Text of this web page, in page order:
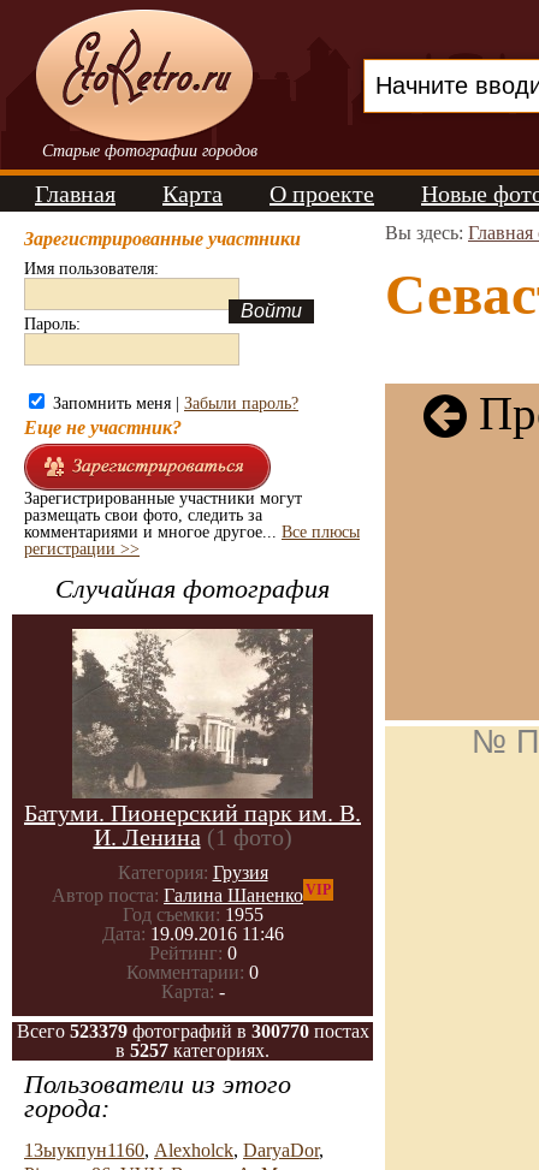
Старые фотографии городов
Главная Карта О проекте Новые
Зарегистрированные участники
Имя пользователя:
Пароль:
Запомнить меня | Забыли пароль?
Еще не участник?
Зарегистрированные участники могут
размещать свои фото, следить за
комментариями и многое другое... Все плюсы
регистрации >>
Случайная фотография
Батуми. Пионерский парк им. В.
И. Ленина (1 фото)
Категория: Грузия
Автор поста: Галина ШаненкоVIP
Год съемки: 1955
Дата: 19.09.2016 11:46
Рейтинг: 0
Комментарии: 0
Карта: -
Всего 523379фотографий в 300770постах
в 5257 категориях.
Пользователи из этого
города:
13ыукпун1160, Alexholck, DaryaDor,
Вы здесь: Главная
№